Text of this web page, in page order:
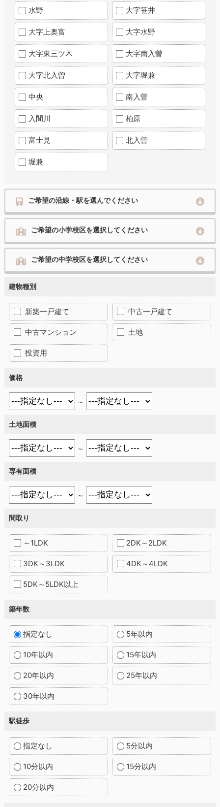
水野 大字笹井
大字上奥富 大字水野
大字東三ツ木 大字南入曽
大字北入曽 大字堀兼
中央 南入曽
入間川 柏原
富士見 北入曽
堀兼
ご希望の沿線・駅を選んでください
ご希望の小学校区を選択してください
ご希望の中学校区を選択してください
建物種別
新築一戸建て 中古一戸建て
中古マンション 土地
投資用
価格
～
土地面積
～
専有面積
～
間取り
～1LDK 2DK～2LDK
3DK～3LDK 4DK～4LDK
5DK～5LDK以上
築年数
指定なし 5年以内
10年以内 15年以内
20年以内 25年以内
30年以内
駅徒歩
指定なし 5分以内
10分以内 15分以内
20分以内